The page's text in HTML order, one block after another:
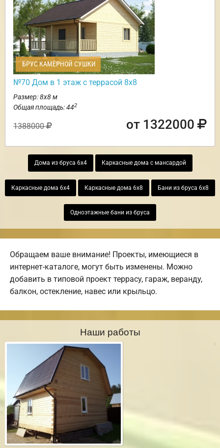
БРУС КАМЕРНОЙ СУШКИ
№70 Дом в 1 этаж с террасой 8х8
Размер: 8х8 м
Общая площадь: 442
1388000 от 1322000
Дома из бруса 6х4 Каркасные дома с мансардой
Каркасные дома 6х4 Каркасные дома 6х8 Бани из бруса 6х8
Одноэтажные бани из бруса
Обращаем ваше внимание! Проекты, имеющиеся в
интернет-каталоге, могут быть изменены. Можно
добавить в типовой проект террасу, гараж, веранду,
балкон, остекление, навес или крыльцо.
Наши работы